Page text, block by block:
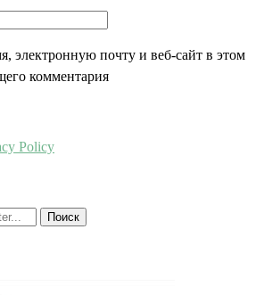
электронную почту и веб-сайт в этом
комментария
Policy
Поиск